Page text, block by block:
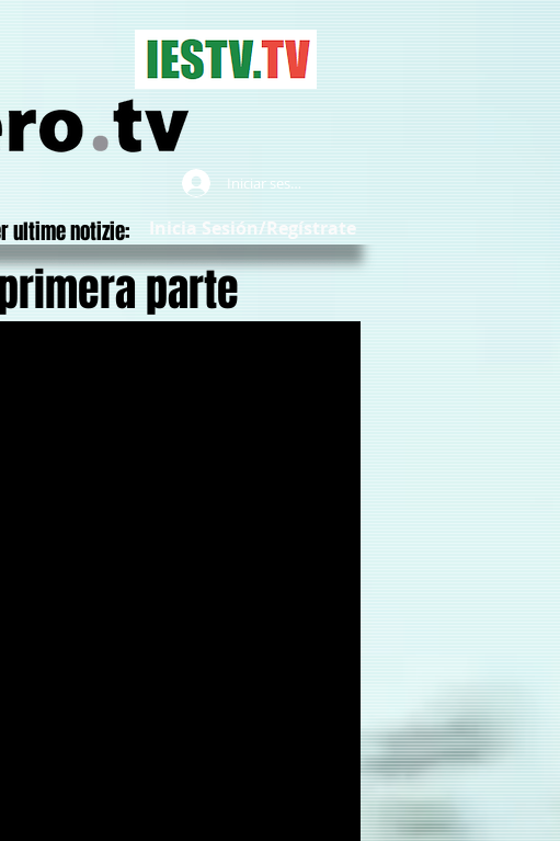
Iniciar sesión
ultime notizie: Inicia Sesión/Regístrate
parte